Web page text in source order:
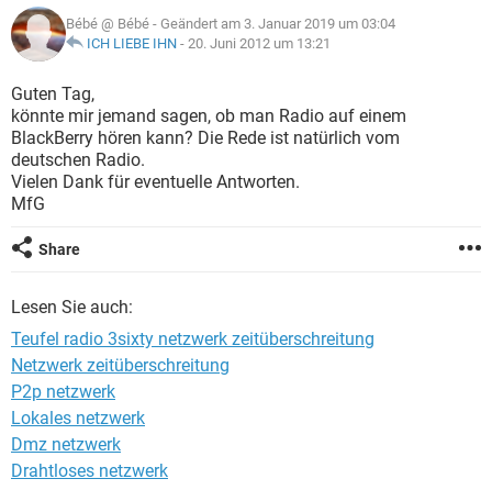
FACEBOOK
WHATSAPP TIKTOK
FACEBOOK
ANDROID
WINDOWS 10 INSTAGRAM
WHATSAPP
FACEBOOK HARDWARE
SPIELE STREAMING
ANDROID
WINDOWS 10
WHATSAPP TIKTOK
FACEBOOK HARDWARE
LEXIKON
SPIELE
ANDROID IOS
WINDOWS 10
WHATSAPP
FACEBOOK
Bébé @ Bébé - Geändert am 3. Januar 2019 um 03:04
ICH LIEBE IHN - 20. Juni 2012 um 13:21
Guten Tag,
könnte mir jemand sagen, ob man Radio auf einem
BlackBerry hören kann? Die Rede ist natürlich vom
deutschen Radio.
Vielen Dank für eventuelle Antworten.
MfG
Share
Lesen Sie auch:
Teufel radio 3sixty netzwerk zeitüberschreitung
Netzwerk zeitüberschreitung
P2p netzwerk
Lokales netzwerk
Dmz netzwerk
Drahtloses netzwerk